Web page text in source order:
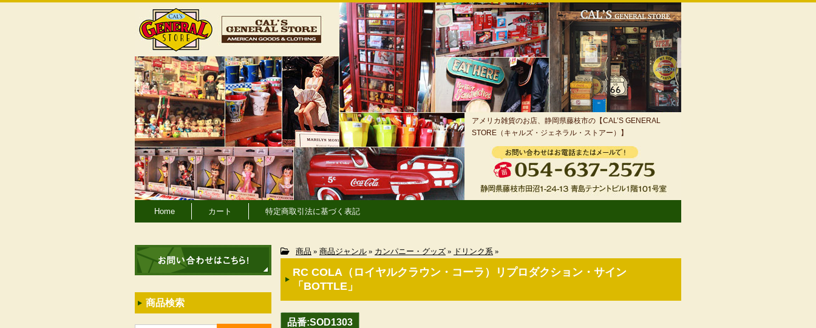
アメリカ雑貨のお店、静岡県藤枝市の【CAL’S GENERAL
STORE（キャルズ・ジェネラル・ストアー）】
Home カート 特定商取引法に基づく表記
商品 » 商品ジャンル » カンパニー・グッズ » ドリンク系 »
RC COLA（ロイヤルクラウン・コーラ）リプロダクション・サイン
「BOTTLE」
品番:SOD1303
商品検索